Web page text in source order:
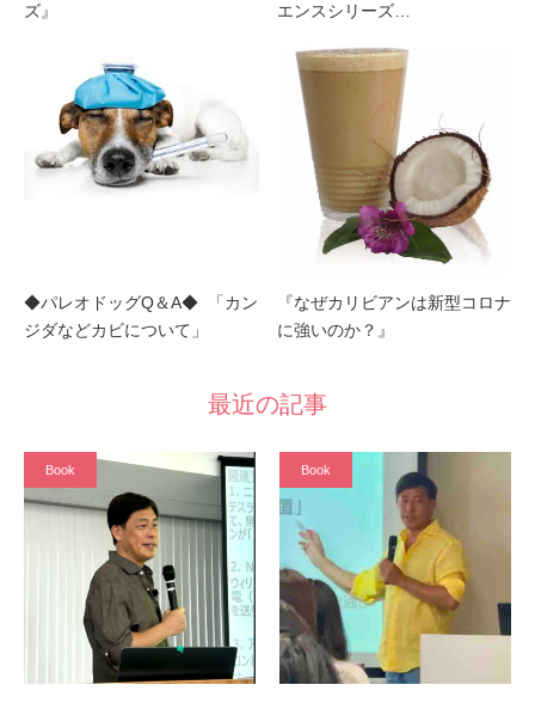
ズ』
エンスシリーズ…
◆パレオドッグQ＆A◆ 「カン
ジダなどカビについて」
『なぜカリビアンは新型コロナ
に強いのか？』
最近の記事
Book Book